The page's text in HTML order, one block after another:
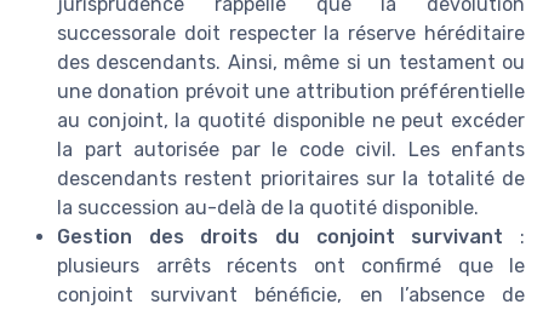
successorale doit respecter la réserve héréditaire
des descendants. Ainsi, même si un testament ou
une donation prévoit une attribution préférentielle
au conjoint, la quotité disponible ne peut excéder
la part autorisée par le code civil. Les enfants
descendants restent prioritaires sur la totalité de
la succession au-delà de la quotité disponible.
Gestion des droits du conjoint survivant :
plusieurs arrêts récents ont confirmé que le
conjoint survivant bénéficie, en l’absence de